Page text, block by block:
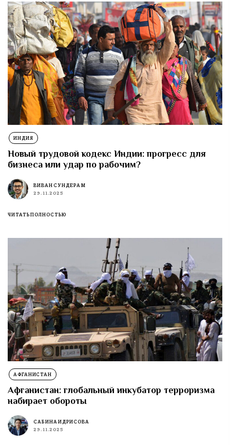
ИНДИЯ
Новый трудовой кодекс Индии: прогресс для
бизнеса или удар по рабочим?
ВИВАН СУНДЕРАМ
29.11.2025
ЧИТАТЬ ПОЛНОСТЬЮ
АФГАНИСТАН
Афганистан: глобальный инкубатор терроризма
набирает обороты
САБИНА ИДРИСОВА
29.11.2025